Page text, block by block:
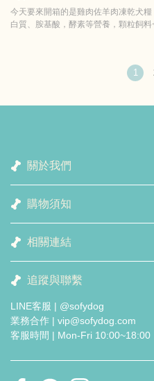
今天要來開箱的是雞肉佐羊肉凍乾犬
1
關於我們
購物須知
相關連結
追蹤與聯繫
LINE客服 | @sofydog
業務合作 | vip@sofydog.com
客服時間 | Mon-Fri 10:00~18:00